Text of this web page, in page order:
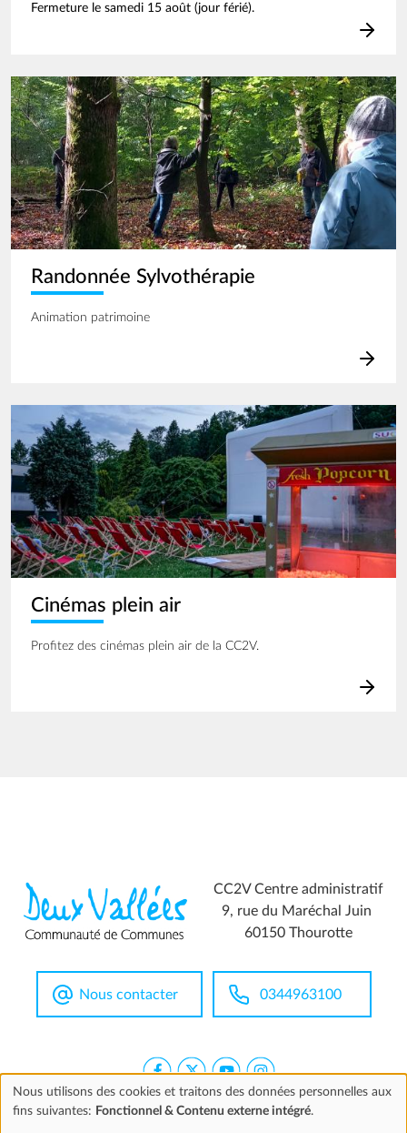
Fermeture le samedi 15 août (jour férié).
Image
Randonnée Sylvothérapie
Animation patrimoine
Cinémas plein air
Profitez des cinémas plein air de la CC2V.
CC2V Centre administratif
9, rue du Maréchal Juin
60150 Thourotte
Nous contacter 0344963100
Utilisation
Nous utilisons des cookies et traitons des données personnelles aux
fins suivantes: Fonctionnel & Contenu externe intégré.